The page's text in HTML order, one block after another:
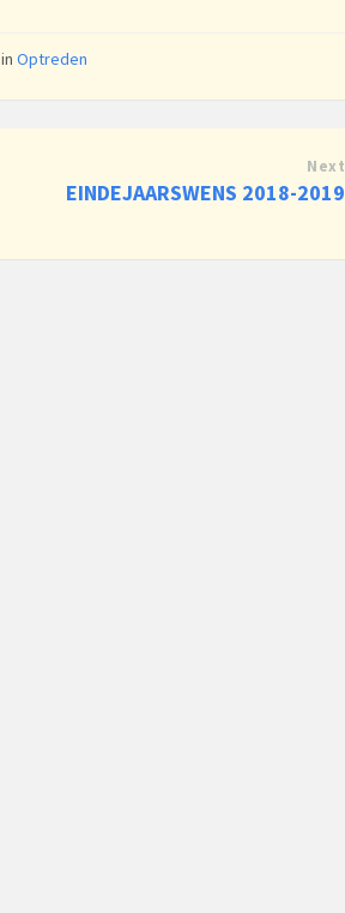
inOptreden
Next
EINDEJAARSWENS 2018-2019